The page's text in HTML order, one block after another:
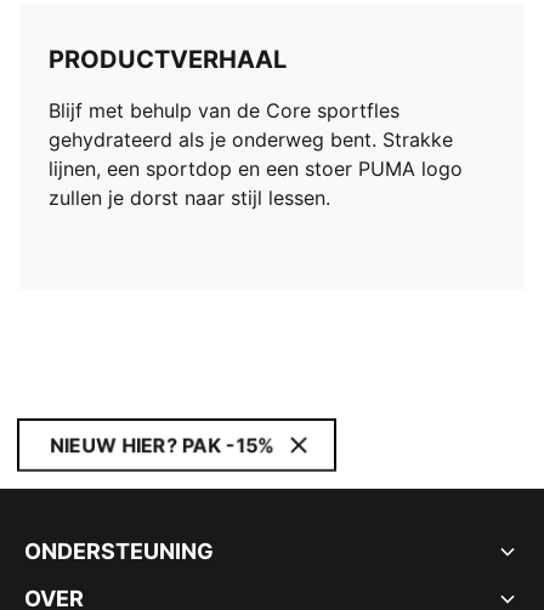
PRODUCTVERHAAL
Blijf met behulp van de Core sportfles
gehydrateerd als je onderweg bent. Strakke
lijnen, een sportdop en een stoer PUMA logo
zullen je dorst naar stijl lessen.
NIEUW HIER? PAK -15%
ONDERSTEUNING
OVER